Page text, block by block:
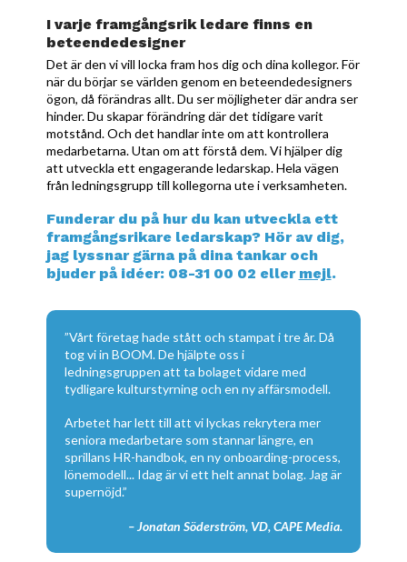
I varje framgångsrik ledare finns en
beteendedesigner
Det är den vi vill locka fram hos dig och dina kollegor. För
när du börjar se världen genom en beteendedesigners
ögon, då förändras allt. Du ser möjligheter där andra ser
hinder. Du skapar förändring där det tidigare varit
motstånd. Och det handlar inte om att kontrollera
medarbetarna. Utan om att förstå dem. Vi hjälper dig
att utveckla ett engagerande ledarskap. Hela vägen
från ledningsgrupp till kollegorna ute i verksamheten.
Funderar du på hur du kan utveckla ett
framgångsrikare ledarskap? Hör av dig,
jag lyssnar gärna på dina tankar och
bjuder på idéer: 08-31 00 02 eller mejl.
”Vårt företag hade stått och stampat i tre år. Då
tog vi in BOOM. De hjälpte oss i
ledningsgruppen att ta bolaget vidare med
tydligare kulturstyrning och en ny affärsmodell.
Arbetet har lett till att vi lyckas rekrytera mer
seniora medarbetare som stannar längre, en
sprillans HR-handbok, en ny onboarding-process,
lönemodell... Idag är vi ett helt annat bolag. Jag är
supernöjd.”
– Jonatan Söderström, VD, CAPE Media.